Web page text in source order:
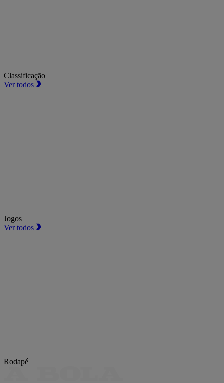
Classificação
Ver todos
Jogos
Ver todos
Rodapé